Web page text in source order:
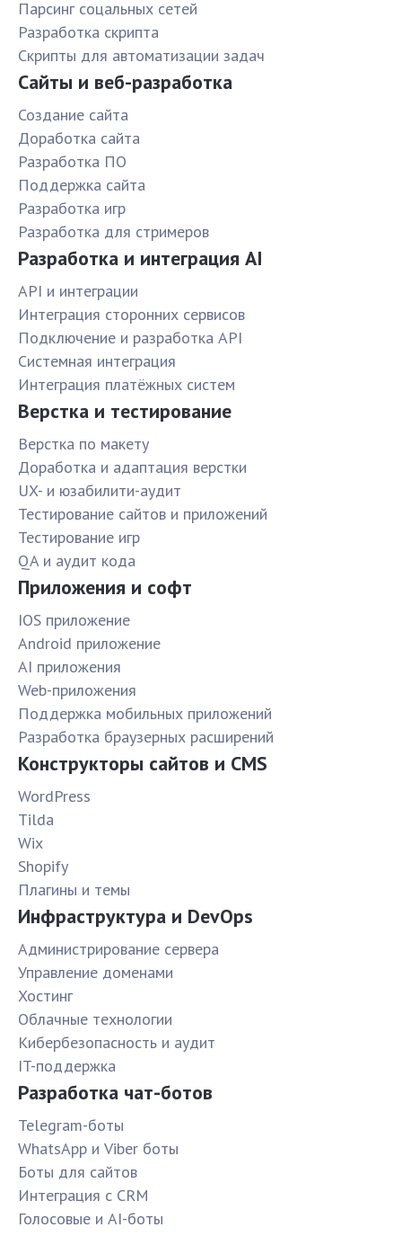
Парсинг соцальных сетей
Разработка скрипта
Скрипты для автоматизации задач
Сайты и веб-разработка
Создание сайта
Доработка сайта
Разработка ПО
Поддержка сайта
Разработка игр
Разработка для стримеров
Разработка и интеграция AI
API и интеграции
Интеграция сторонних сервисов
Подключение и разработка API
Системная интеграция
Интеграция платёжных систем
Верстка и тестирование
Верстка по макету
Доработка и адаптация верстки
UX- и юзабилити-аудит
Тестирование сайтов и приложений
Тестирование игр
QA и аудит кода
Приложения и софт
IOS приложение
Android приложение
AI приложения
Web-приложения
Поддержка мобильных приложений
Разработка браузерных расширений
Конструкторы сайтов и CMS
WordPress
Tilda
Wix
Shopify
Плагины и темы
Инфраструктура и DevOps
Администрирование сервера
Управление доменами
Хостинг
Облачные технологии
Кибербезопасность и аудит
IT-поддержка
Разработка чат-ботов
Telegram-боты
WhatsApp и Viber боты
Боты для сайтов
Интеграция с CRM
Голосовые и AI-боты